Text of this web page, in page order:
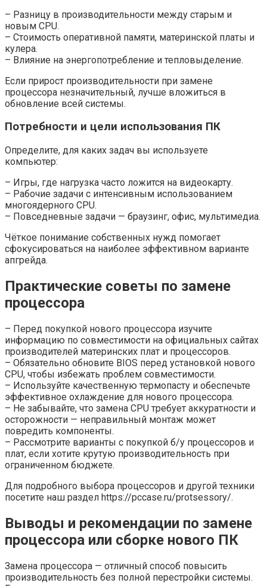
– Разницу в производительности между старым и
новым CPU.
– Стоимость оперативной памяти, материнской платы и
кулера.
– Влияние на энергопотребление и тепловыделение.
Если прирост производительности при замене
процессора незначительный, лучше вложиться в
обновление всей системы.
Потребности и цели использования ПК
Определите, для каких задач вы используете
компьютер:
– Игры, где нагрузка часто ложится на видеокарту.
– Рабочие задачи с интенсивным использованием
многоядерного CPU.
– Повседневные задачи — браузинг, офис, мультимедиа.
Чёткое понимание собственных нужд помогает
сфокусироваться на наиболее эффективном варианте
апгрейда.
Практические советы по замене
процессора
– Перед покупкой нового процессора изучите
информацию по совместимости на официальных сайтах
производителей материнских плат и процессоров.
– Обязательно обновите BIOS перед установкой нового
CPU, чтобы избежать проблем совместимости.
– Используйте качественную термопасту и обеспечьте
эффективное охлаждение для нового процессора.
– Не забывайте, что замена CPU требует аккуратности и
осторожности — неправильный монтаж может
повредить компоненты.
– Рассмотрите варианты с покупкой б/у процессоров и
плат, если хотите крутую производительность при
ограниченном бюджете.
Для подробного выбора процессоров и другой техники
посетите наш раздел https://pccase.ru/protsessory/.
Выводы и рекомендации по замене
процессора или сборке нового ПК
Замена процессора — отличный способ повысить
производительность без полной перестройки системы.